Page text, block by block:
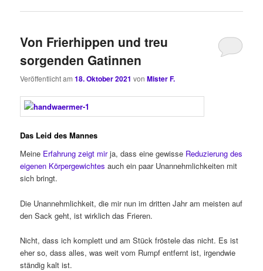
Von Frierhippen und treu
sorgenden Gatinnen
Veröffentlicht am18. Oktober 2021 vonMister F.
Das Leid des Mannes
Meine Erfahrung zeigt mirja, dass eine gewisse Reduzierung des
eigenen Körpergewichtes auch ein paar Unannehmlichkeiten mit
sich bringt.
Die Unannehmlichkeit, die mir nun im dritten Jahr am meisten auf
den Sack geht, ist wirklich das Frieren.
Nicht, dass ich komplett und am Stück fröstele das nicht. Es ist
eher so, dass alles, was weit vom Rumpf entfernt ist, irgendwie
ständig kalt ist.